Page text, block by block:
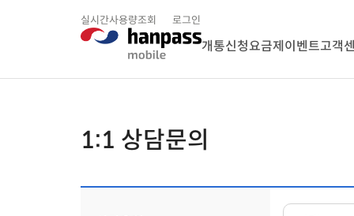
실시간사용량조회 로그인
개통신청요금제 이벤트고객
1:1 상담문의